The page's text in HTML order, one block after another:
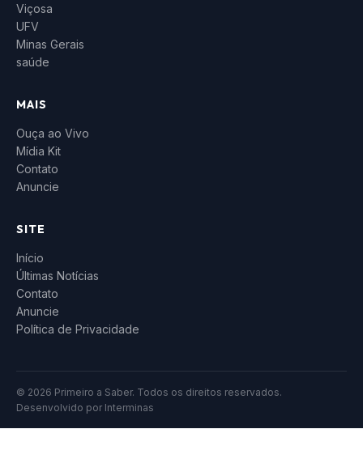
Viçosa
UFV
Minas Gerais
saúde
MAIS
Ouça ao Vivo
Mídia Kit
Contato
Anuncie
SITE
Início
Últimas Notícias
Contato
Anuncie
Política de Privacidade
© 2026 Primeiro a Saber. Todos os direitos reservados.
Desenvolvido por Interminas